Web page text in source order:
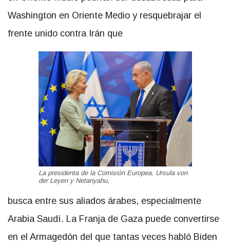
Washington en Oriente Medio y resquebrajar el
frente unido contra Irán que
La presidenta de la Comisión Europea, Ursula von
der Leyen y Netanyahu,
busca entre sus aliados árabes, especialmente
Arabia Saudí. La Franja de Gaza puede convertirse
en el Armagedón del que tantas veces habló Biden